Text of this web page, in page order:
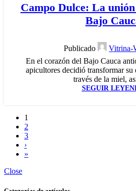
Campo Dulce: La
Bajo
Publicado Vitrina-
En el corazón del Bajo Cauca
apicultores decidió transformar
través de la miel,
SEGUIR
1
2
3
›
»
Close